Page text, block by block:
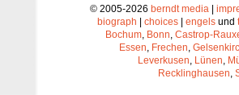
© 2005-2026 berndt media|
biograph
choices engels und
Bochum, Bonn, Castrop-
Essen, Frechen,
Leverkusen, Lünen,
Recklinghausen,